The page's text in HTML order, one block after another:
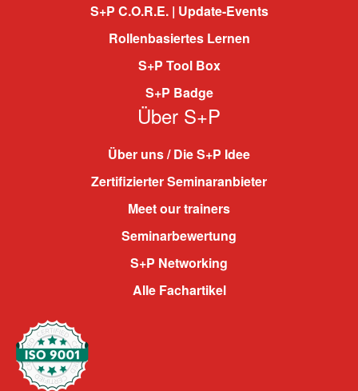
S+P C.O.R.E. | Update-Events
Rollenbasiertes Lernen
S+P Tool Box
S+P Badge
Über S+P
Über uns / Die S+P Idee
Zertifizierter Seminaranbieter
Meet our trainers
Seminarbewertung
S+P Networking
Alle Fachartikel